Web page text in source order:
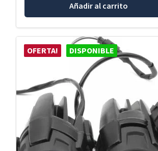
Añadir al carrito
OFERTA! DISPONIBLE